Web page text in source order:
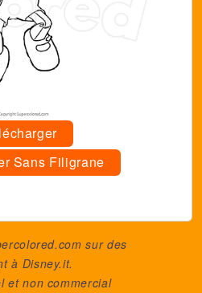
Sans Filigrane
sur des
à Disney.it.
et non commercial